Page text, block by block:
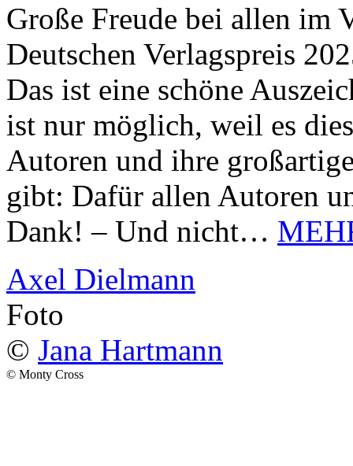
Große Freude bei allen im
Deutschen Verlagspreis
Das ist eine schöne
ist nur möglich, weil es
Autoren und ihre
gibt: Dafür allen Autoren
Dank! – Und nicht…
Axel Dielmann
Foto
© Jana Hartmann
© Monty Cross